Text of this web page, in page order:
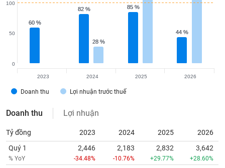
60 %
60 %
82 %
82 % 85 %
85 %
44 %
44 %
28 %
28 %
Doanh thu Lợi nhuận trước thuế
0
50
100
2023 2024 2025 2026
Doanh thu Lợi nhuận
Tỷ đồng 2023 2024 2025
2026
Quý 1
% YoY
2,446
-34.48%
2,183
-10.76%
2,832
+29.77%
3,642
+28.60%